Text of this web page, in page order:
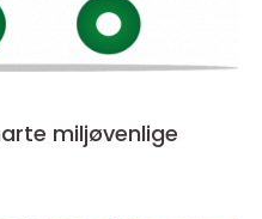
miljøvenlige